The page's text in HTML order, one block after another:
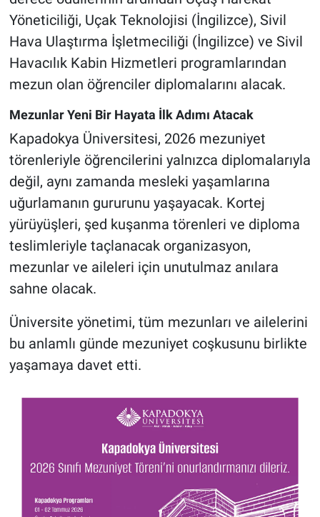
Yöneticiliği, Uçak Teknolojisi (İngilizce), Sivil
Hava Ulaştırma İşletmeciliği (İngilizce) ve Sivil
Havacılık Kabin Hizmetleri programlarından
mezun olan öğrenciler diplomalarını alacak.
Mezunlar Yeni Bir Hayata İlk Adımı Atacak
Kapadokya Üniversitesi, 2026 mezuniyet
törenleriyle öğrencilerini yalnızca diplomalarıyla
değil, aynı zamanda mesleki yaşamlarına
uğurlamanın gururunu yaşayacak. Kortej
yürüyüşleri, şed kuşanma törenleri ve diploma
teslimleriyle taçlanacak organizasyon,
mezunlar ve aileleri için unutulmaz anılara
sahne olacak.
Üniversite yönetimi, tüm mezunları ve ailelerini
bu anlamlı günde mezuniyet coşkusunu birlikte
yaşamaya davet etti.